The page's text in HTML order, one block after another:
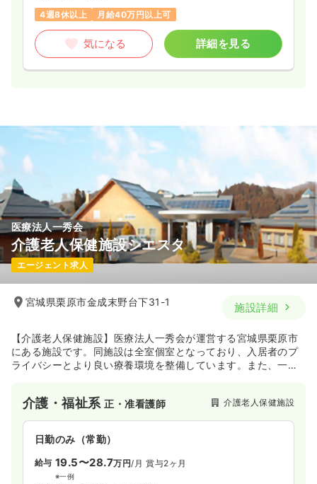
4週8休以上
月給40万円以上可
気になる 詳細を見る
医療法人一秀会
介護老人保健施設シエスタ
エージェント求人
宮城県栗原市金成末野台下31-1 施設詳細
【介護老人保健施設】医療法人一秀会が運営する宮城県栗原市
にある施設です。同施設は全室個室となっており、入居者のプ
ライバシーとより良い療養環境を整備しています。また、一秀
介護・福祉系正・准看護師 介護老人保健施設
日勤のみ（常勤）
給与 19.5〜28.7万円/月 賞与2ヶ月
※一例